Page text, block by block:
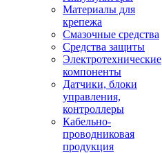
Материалы для
крепежа
Смазочные средства
Средства защиты
Электротехнические
компоненты
Датчики, блоки
управления,
контроллеры
Кабельно-
проводниковая
продукция